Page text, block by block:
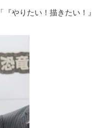
やりたい！描きたい！』